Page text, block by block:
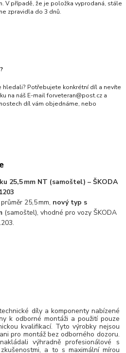
V případě, že je položka vyprodaná, stále
zpravidla do 3 dnů.
hledali? Potřebujete konkrétní díl a nevíte
na náš E-mail forveteran@post.cz a
díl vám objednáme, nebo
25,5 mm NT (samoštel) – ŠKODA
25,5 mm, nový typ s
(samoštel), vhodné pro vozy ŠKODA
díly a komponenty nabízené
k odborné montáži a použití pouze
kvalifikací. Tyto výrobky nejsou
pro montáž bez odborného dozoru.
výhradně profesionálové s
a to s maximální mírou